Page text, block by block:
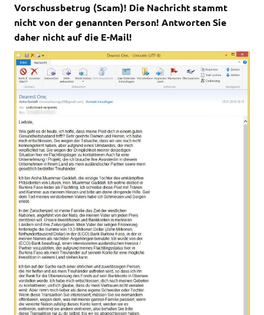
Vorschussbetrug (Scam)! Die Nachricht stammt
nicht von der genannten Person! Antworten Sie
daher nicht auf die E-Mail!